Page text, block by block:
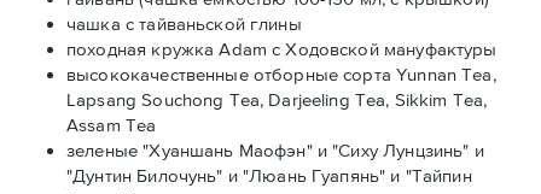
чашка с тайваньской глины
походная кружка Adam с Ходовской мануфактуры
высококачественные отборные сорта Yunnan Tea,
Lapsang Souchong Tea, Darjeeling Tea, Sikkim Tea,
Assam Tea
зеленые "Хуаншань Маофэн" и "Сиху Лунцзинь" и
"Дунтин Билочунь" и "Люань Гуапянь" и "Тайпин